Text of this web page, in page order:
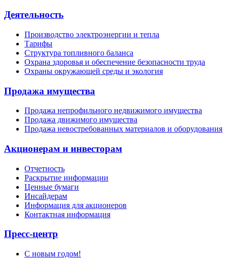
Деятельность
Производство электроэнергии и тепла
Тарифы
Структура топливного баланса
Охрана здоровья и обеспечение безопасности труда
Охраны окружающей среды и экология
Продажа имущества
Продажа непрофильного недвижимого имущества
Продажа движимого имущества
Продажа невостребованных материалов и оборудования
Акционерам и инвесторам
Отчетность
Раскрытие информации
Ценные бумаги
Инсайдерам
Информация для акционеров
Контактная информация
Пресс-центр
С новым годом!